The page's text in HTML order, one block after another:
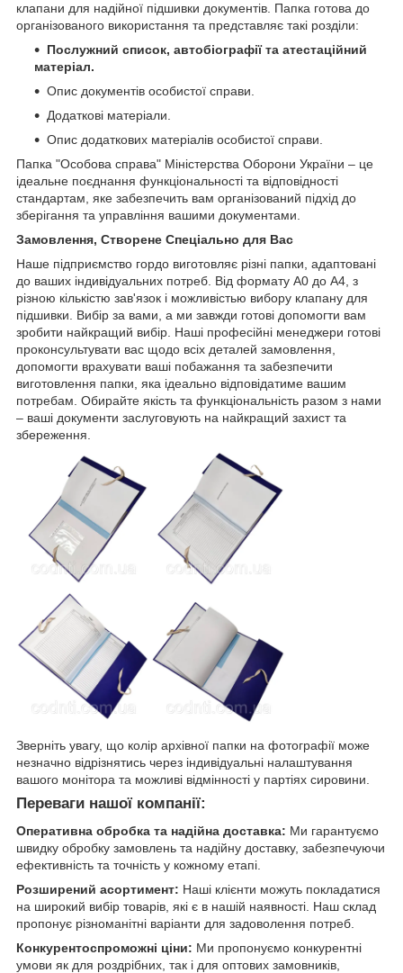
клапани для надійної підшивки документів. Папка готова до
організованого використання та представляє такі розділи:
Послужний список, автобіографії та атестаційний
матеріал.
Опис документів особистої справи.
Додаткові матеріали.
Опис додаткових матеріалів особистої справи.
Папка "Особова справа" Міністерства Оборони України – це
ідеальне поєднання функціональності та відповідності
стандартам, яке забезпечить вам організований підхід до
зберігання та управління вашими документами.
Замовлення, Створене Спеціально для Вас
Наше підприємство гордо виготовляє різні папки, адаптовані
до ваших індивідуальних потреб. Від формату А0 до А4, з
різною кількістю зав'язок і можливістью вибору клапану для
підшивки. Вибір за вами, а ми завжди готові допомогти вам
зробити найкращий вибір. Наші професійні менеджери готові
проконсультувати вас щодо всіх деталей замовлення,
допомогти врахувати ваші побажання та забезпечити
виготовлення папки, яка ідеально відповідатиме вашим
потребам. Обирайте якість та функціональність разом з нами
– ваші документи заслуговують на найкращий захист та
збереження.
Зверніть увагу, що колір архівної папки на фотографії може
незначно відрізнятись через індивідуальні налаштування
вашого монітора та можливі відмінності у партіях сировини.
Переваги нашої компанії:
Оперативна обробка та надійна доставка: Ми гарантуємо
швидку обробку замовлень та надійну доставку, забезпечуючи
ефективність та точність у кожному етапі.
Розширений асортимент: Наші клієнти можуть покладатися
на широкий вибір товарів, які є в нашій наявності. Наш склад
пропонує різноманітні варіанти для задоволення потреб.
Конкурентоспроможні ціни: Ми пропонуємо конкурентні
умови як для роздрібних, так і для оптових замовників,